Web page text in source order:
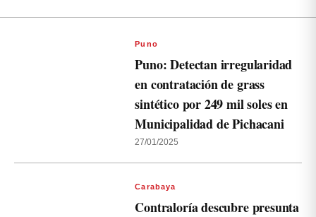
Puno
Puno: Detectan irregularidad
en contratación de grass
sintético por 249 mil soles en
Municipalidad de Pichacani
27/01/2025
Carabaya
Contraloría descubre presunta